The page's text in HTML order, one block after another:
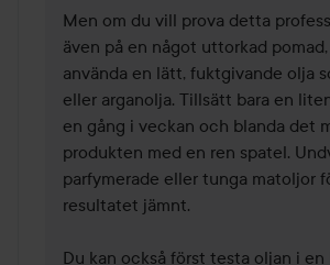
Men om du vill prova detta
även på en något uttorkad
använda en lätt, fuktgivande olja
eller arganolja. Tillsätt bara en
en gång i veckan och blanda det
produkten med en ren spatel.
parfymerade eller tunga matoljor
resultatet jämnt.
Du kan också först testa oljan i